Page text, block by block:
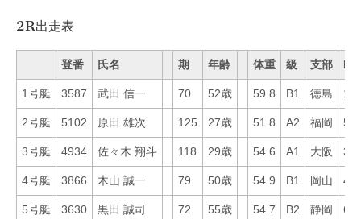
2R出走表
登番 氏名 期 年齢 体重 級 支部 Mo
1号艇 3587 武田 信一 70 52歳 59.8 B1 徳島 16
2号艇 5102 原田 雄次 125 27歳 51.8 A2 福岡 58
3号艇 4934 佐々木 翔斗 118 29歳 54.6 A1 大阪 31
4号艇 3866 木山 誠一 79 50歳 54.9 B1 岡山 4
5号艇 3630 黒田 誠司 72 55歳 54.7 B2 静岡 60